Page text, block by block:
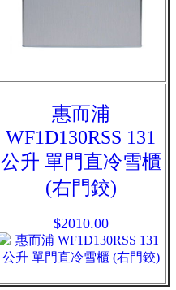
惠而浦
WF1D130RSS 131
公升 單門直冷雪櫃
(右門鉸)
$2010.00